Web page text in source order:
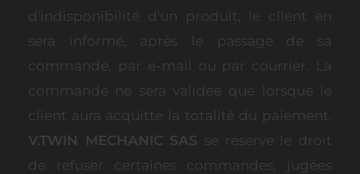
d'indisponibilité d'un produit, le client en
sera informé, après le passage de sa
commande, par e-mail ou par courrier. La
commande ne sera validée que lorsque le
client aura acquitté la totalité du paiement.
V.TWIN MECHANIC SAS se réserve le droit
de refuser certaines commandes, jugées